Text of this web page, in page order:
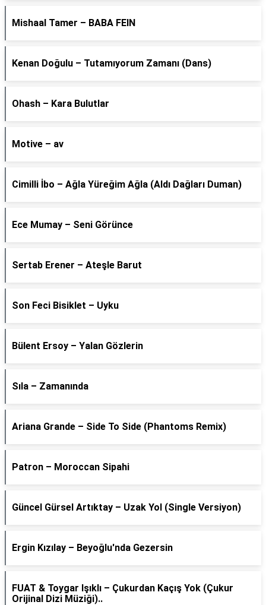
Mishaal Tamer – BABA FEIN
Kenan Doğulu – Tutamıyorum Zamanı (Dans)
Ohash – Kara Bulutlar
Motive – av
Cimilli İbo – Ağla Yüreğim Ağla (Aldı Dağları Duman)
Ece Mumay – Seni Görünce
Sertab Erener – Ateşle Barut
Son Feci Bisiklet – Uyku
Bülent Ersoy – Yalan Gözlerin
Sıla – Zamanında
Ariana Grande – Side To Side (Phantoms Remix)
Patron – Moroccan Sipahi
Güncel Gürsel Artıktay – Uzak Yol (Single Versiyon)
Ergin Kızılay – Beyoğlu'nda Gezersin
FUAT & Toygar Işıklı – Çukurdan Kaçış Yok (Çukur
Orijinal Dizi Müziği)..